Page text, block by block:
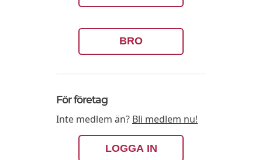
BRO
För företag
Inte medlem än? Bli medlem nu!
LOGGA IN